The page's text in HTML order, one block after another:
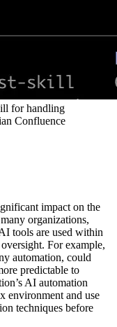
for handling
Confluence
impact on the
organizations,
tools are used within
For example,
automation, could
predictable to
AI automation
environment and use
techniques before